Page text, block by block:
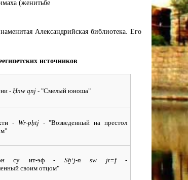
(женитьбе
Александрийская библиотека. Его
источников
- Ḥnw qnj - "Смелый юноша"
- Wr-pḥtj -"Возведенный на престол
эн су ит-эф- Sḫˁj-n sw jt=f -
своим отцом"